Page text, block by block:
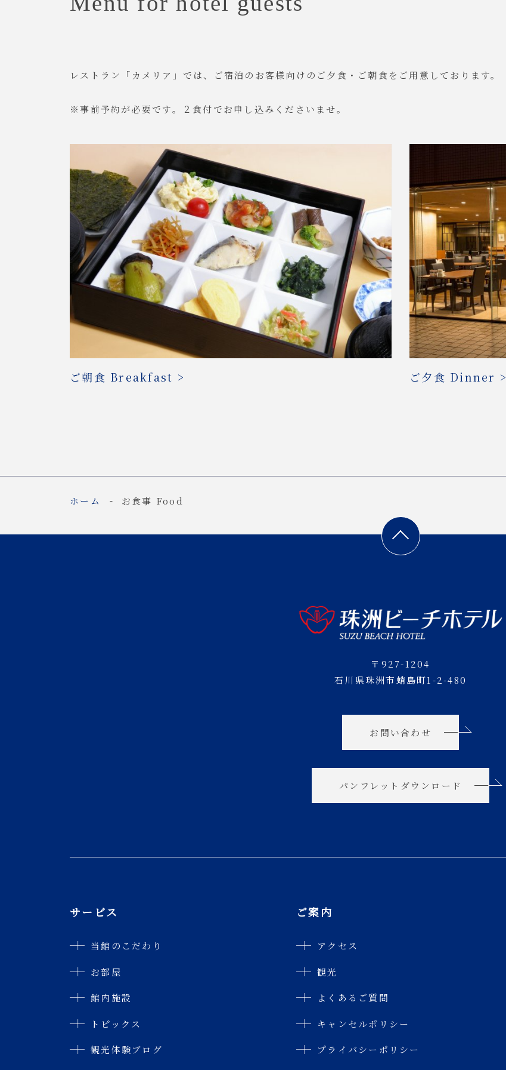
レストラン「カメリア」では、ご宿泊のお客様向けのご夕食・ご朝食をご用意しております。
※事前予約が必要です。２食付でお申し込みくださいませ。
ご朝食 Breakfast > ご夕食 Dinner >
ホーム お食事 Food
〒927-1204
石川県珠洲市蛸島町1-2-480
お問い合わせ
パンフレットダウンロード
サービス
当館のこだわり
お部屋
館内施設
トピックス
観光体験ブログ
ご案内
アクセス
観光
よくあるご質問
キャンセルポリシー
プライバシーポリシー